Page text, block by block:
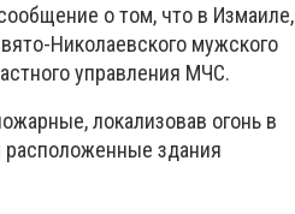
о том, что в Измаиле,
Николаевского мужского
управления МЧС.
локализовав огонь в
расположенные здания